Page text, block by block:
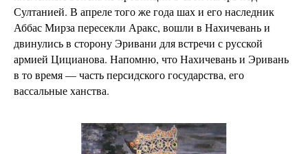
Султанией. В апреле того же года шах и его наследник
Аббас Мирза пересекли Аракс, вошли в Нахичевань и
двинулись в сторону Эривани для встречи с русской
армией Цицианова. Напомню, что Нахичевань и Эривань
в то время — часть персидского государства, его
вассальные ханства.